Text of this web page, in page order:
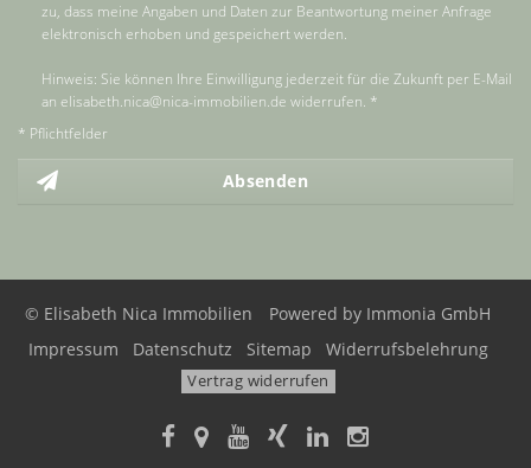
zu, dass meine Angaben und Daten zur Beantwortung meiner Anfrage
elektronisch erhoben und gespeichert werden.
Hinweis: Sie können Ihre Einwilligung jederzeit für die Zukunft per E-Mail
an elisabeth.nica@nica-immobilien.de widerrufen. *
* Pflichtfelder
Absenden
© Elisabeth Nica Immobilien
Powered by Immonia GmbH
Impressum
Datenschutz Sitemap Widerrufsbelehrung
Vertrag widerrufen